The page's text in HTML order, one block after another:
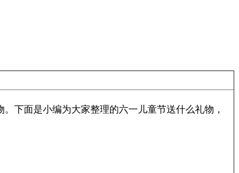
下面是小编为大家整理的六一儿童节送什么礼物，